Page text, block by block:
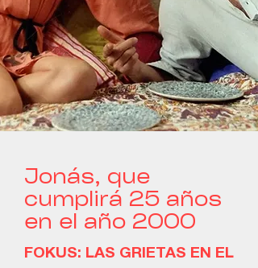
Jonás, que
cumplirá 25 años
en el año 2000
FOKUS: LAS GRIETAS EN EL